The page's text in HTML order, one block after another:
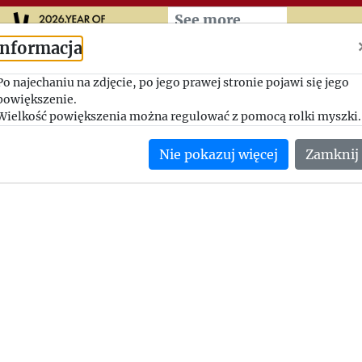
Przeskocz do treści
See more
Podtrzymywanie chęci
współpracy
1981-02-23, Jerzy Giedroyc - Adam Zagajewski
Jerzy Giedroyc potwierdza, że przeczytał list Adama
najechaniu na zdjęcie, po jego prawej stronie pojawi się jego
powiększenia można regulować z pomocą rolki myszki.
Nie pokazuj więcej Zamknij